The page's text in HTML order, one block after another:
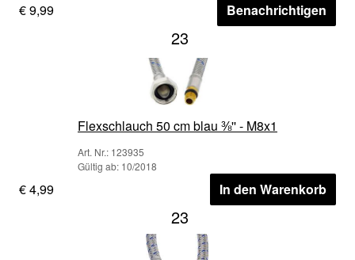
€ 9,99 Benachrichtigen
23
Flexschlauch 50 cm blau ⅜'' - M8x1
Art. Nr.: 123935
Gültig ab: 10/2018
€ 4,99 In den Warenkorb
23